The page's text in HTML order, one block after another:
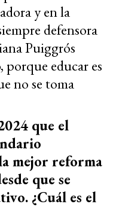
y en la
defensora
Puiggrós
porque educar es
no se toma
que el
mejor reforma
que se
¿Cuál es el